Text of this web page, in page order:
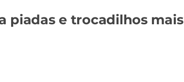
piadas e trocadilhos mais